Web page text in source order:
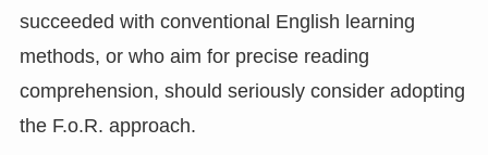
succeeded with conventional English learning
methods, or who aim for precise reading
comprehension, should seriously consider adopting
the F.o.R. approach.